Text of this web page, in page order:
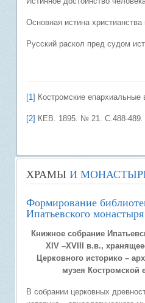
Основная истина
Русский раскол пред судом
[1] Костромские
[2] КЕВ. 1895. № 21. С.488-489.
ХРАМЫ И
Формирование
Ипатьевского
Книжное собрание
XIV –XVIII в.в.,
Церковного историко –
музея Костромской
В собрании церковных